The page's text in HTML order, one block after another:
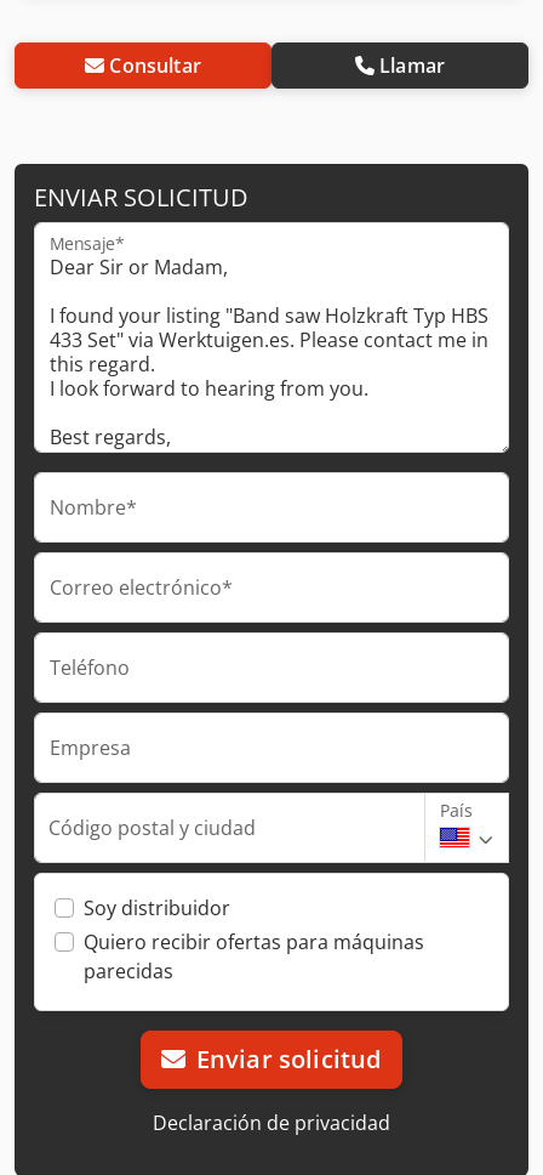
Consultar Llamar
ENVIAR SOLICITUD
Mensaje*
Nombre*
Correo electrónico*
Teléfono
Empresa
Código postal y ciudad
País
Soy distribuidor
Quiero recibir ofertas para máquinas
parecidas
Enviar solicitud
Declaración de privacidad